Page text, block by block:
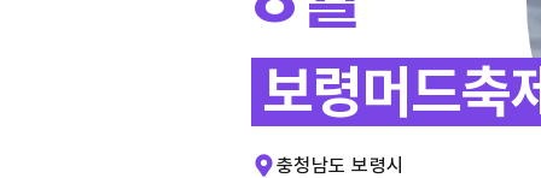
보령머드축
충청남도 보령시